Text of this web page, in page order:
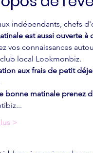
indépendants, chefs
est aussi ouverte
vos connaissances
local Lookmonbiz.
aux frais de petit
bonne matinale prenez
>